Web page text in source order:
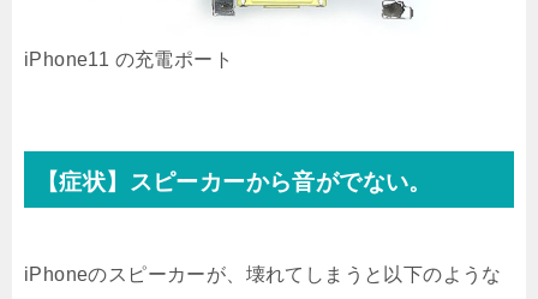
iPhone11 の充電ポート
【症状】スピーカーから音がでない。
iPhoneのスピーカーが、壊れてしまうと以下のような